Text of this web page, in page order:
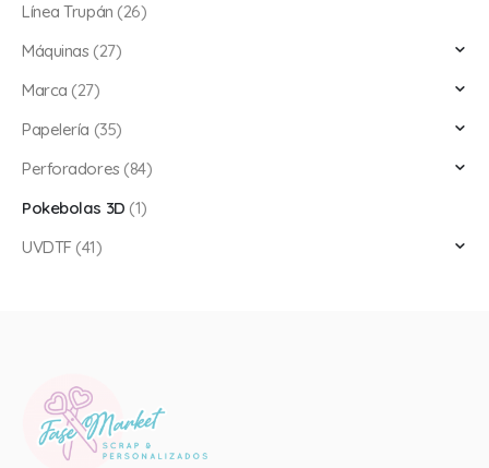
Línea Trupán (26)
Máquinas (27)
Marca (27)
Papelería (35)
Perforadores (84)
Pokebolas 3D (1)
UVDTF (41)